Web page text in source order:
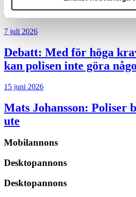
bakbinder polisen
7 juli 2026
Debatt: Med för höga
kan polisen inte göra
15 juni 2026
Mats Johansson: Poliser
ute
Mobilannons
Desktopannons
Desktopannons